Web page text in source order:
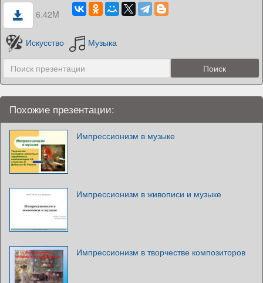
6.42M
Искусство Музыка
Похожие презентации:
Импрессионизм в музыке
Импрессионизм в живописи и музыке
Импрессионизм в творчестве композиторов